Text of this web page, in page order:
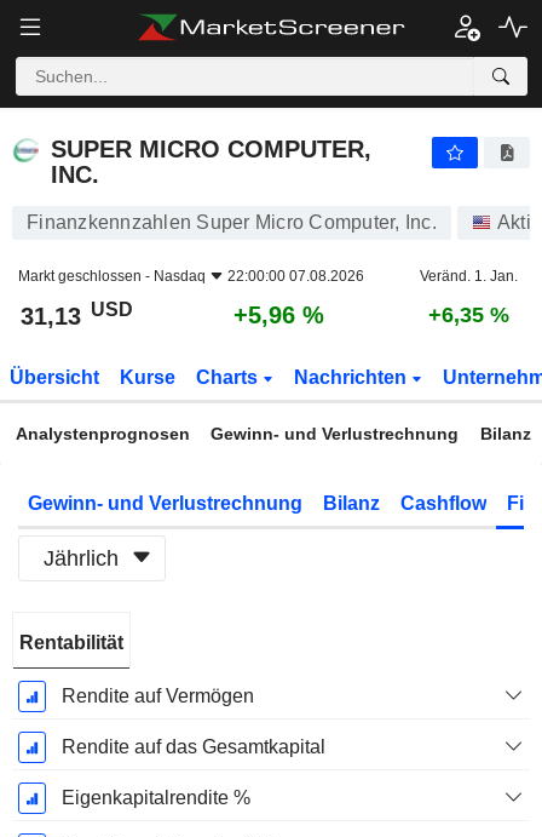
SUPER MICRO COMPUTER,
INC.
Finanzkennzahlen Super Micro Computer, Inc.
Markt geschlossen - Nasdaq 22:00:00 07.08.2026 Veränd. 1. Jan.
31,13 USD +5,96 % +6,35 %
Übersicht Kurse Charts Nachrichten
Analystenprognosen Gewinn- und Verlustrechnung Bilanz
Gewinn- und Verlustrechnung Bilanz Cashflow
Jährlich
Geschäftsjahres:
Rentabilität
Rendite auf Vermögen
Rendite auf das Gesamtkapital
Eigenkapitalrendite %